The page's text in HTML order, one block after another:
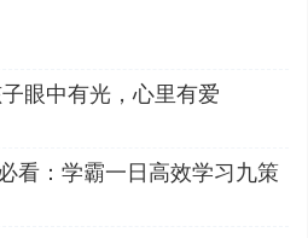
眼中有光，心里有爱
看：学霸一日高效学习九策